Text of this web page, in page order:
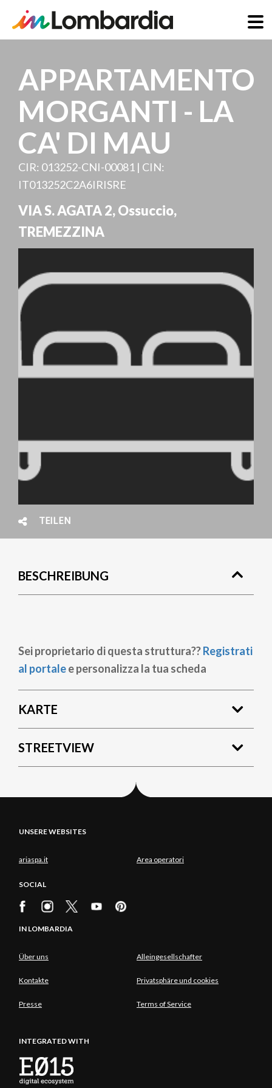
InhaltAPPARTAMENTO
MORGANTI - LA
CA' DI MAU
CIR: 013252-CNI-00081 | CIN:
IT013252C2A6IRISRE
VIA S. AGATA 2, Ossuccio,
TREMEZZINA
TEILEN
BESCHREIBUNG
Sei proprietario di questa struttura??Registrati
al portalee personalizza la tua scheda
KARTE
STREETVIEW
UNSERE WEBSITES
ariaspa.it Area operatori
SOCIAL
IN LOMBARDIA
Über uns Alleingesellschafter
Kontakte Privatsphäre und cookies
Presse Terms of Service
INTEGRATED WITH